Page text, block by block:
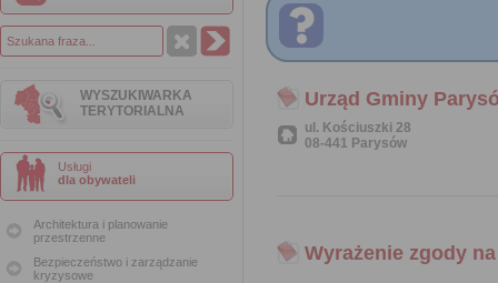
WYSZUKIWARKA
TERYTORIALNA
Usługi
dla obywateli
Architektura i planowanie
przestrzenne
Bezpieczeństwo i zarządzanie
kryzysowe
Urząd Gminy
ul. Kościuszki 28
08-441 Parysów
Wyrażenie zgody